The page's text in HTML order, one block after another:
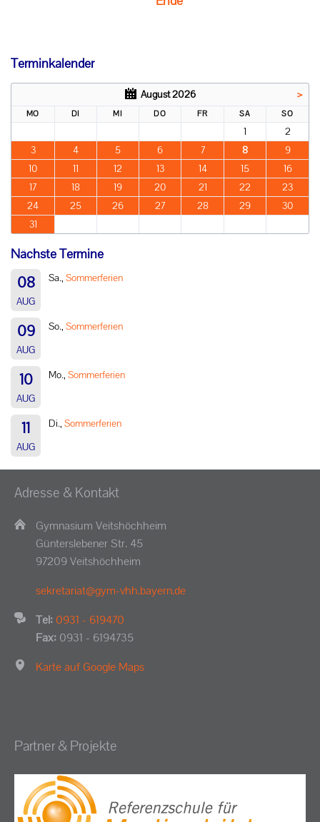
Terminkalender
August 2026 >
MO DI MI DO FR SA SO
1
2
3
4 5 6 7 8
9
10
11 12 13 14 15
16
17
18 19 20 21 22
23
24
25 26 27 28 29
30
31
Nächste Termine
08
AUG
Sa., Sommerferien
09
AUG
So., Sommerferien
10
AUG
Mo., Sommerferien
11
AUG
Di., Sommerferien
Adresse & Kontakt
Gymnasium Veitshöchheim
Günterslebener Str. 45
97209 Veitshöchheim
sekretariat@gym-vhh.bayern.de
Tel: 0931 - 619470
Fax: 0931 - 6194735
Karte auf Google Maps
Partner & Projekte